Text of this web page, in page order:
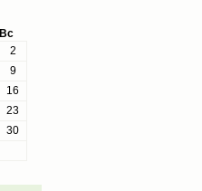
Вс
2
9
16
23
30